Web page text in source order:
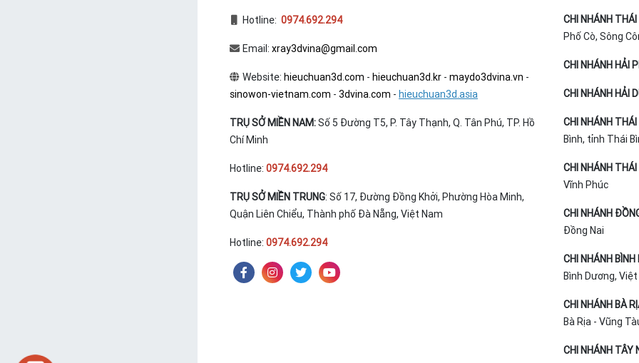
Hotline: 0974.692.294
Email: xray3dvina@gmail.com
Website: hieuchuan3d.com - hieuchuan3d.kr- maydo3dvina.vn -
sinowon-vietnam.com - 3dvina.com - hieuchuan3d.asia
TRỤ SỞ MIỀN NAM:Số 5 Đường T5, P. Tây Thạnh, Q. Tân Phú, TP. Hồ
Chí Minh
Hotline: 0974.692.294
TRỤ SỞ MIỀN TRUNG: Số 17, Đường Đồng Khởi, Phường Hòa Minh,
Quận Liên Chiểu, Thành phố Đà Nẵng, Việt Nam
Hotline: 0974.692.294
CHI NHÁNH
Phố Cò, Sông
CHI NHÁNH HẢI
CHI NHÁNH HẢI
CHI NHÁNH
Bình, tỉnh Thái
CHI NHÁNH THÁI
Vĩnh Phúc
CHI NHÁNH
Đồng Nai
CHI NHÁNH BÌNH
Bình Dương,
CHI NHÁNH BÀ
Bà Rịa - Vũng
CHI NHÁNH TÂY